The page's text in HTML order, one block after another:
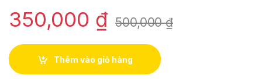
350,000 ₫ 500,000₫
Thêm vào giỏ hàng